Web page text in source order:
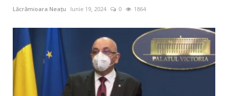
Lăcrămioara Neațu Iunie 19, 2024 0 1864